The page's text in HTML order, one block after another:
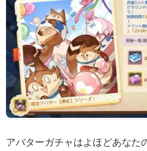
アバターガチャはよほどあなた